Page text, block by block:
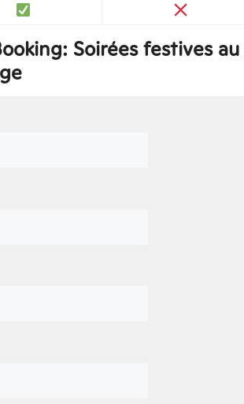
Soirées festives au